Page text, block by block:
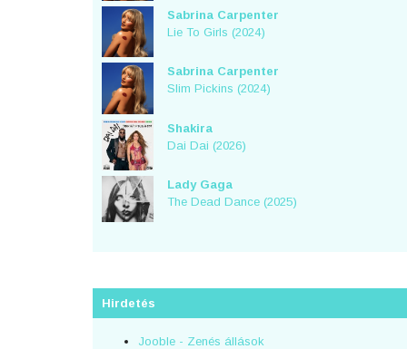
Sabrina Carpenter
Lie To Girls (2024)
Sabrina Carpenter
Slim Pickins (2024)
Shakira
Dai Dai (2026)
Lady Gaga
The Dead Dance (2025)
Hirdetés
Jooble - Zenés állások